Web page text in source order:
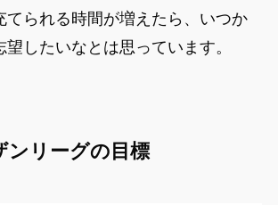
てられる時間が増えたら、いつか
したいなとは思っています。
ンリーグの目標